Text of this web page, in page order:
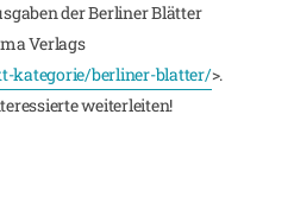
der Berliner Blätter
Verlags
kategorie/berliner-blatter/>.
weiterleiten!